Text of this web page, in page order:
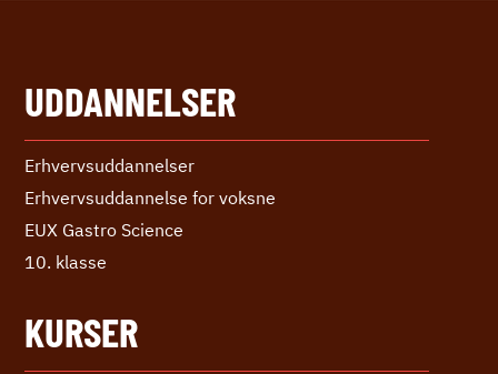
UDDANNELSER
Erhvervs­uddannelser
Erhvervs­uddannelse ­for voksne
EUX Gastro Science
10. klasse
KURSER